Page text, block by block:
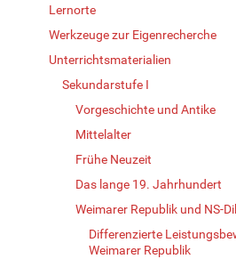
Lernorte
Werkzeuge zur Eigenrecherche
Unterrichtsmaterialien
Sekundarstufe I
Vorgeschichte und Antike
Mittelalter
Frühe Neuzeit
Das lange 19. Jahrhundert
Weimarer Republik und NS-
Differenzierte
Weimarer Republik